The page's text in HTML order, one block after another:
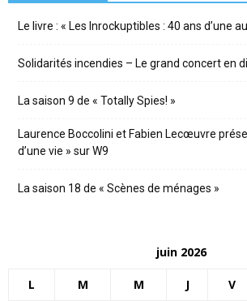
Le livre : « Les Inrockuptibles : 40 ans d’une
Solidarités incendies – Le grand concert en
La saison 9 de « Totally Spies! »
Laurence Boccolini et Fabien Lecœuvre
d’une vie » sur W9
La saison 18 de « Scènes de ménages »
juin 2026
L M M J V